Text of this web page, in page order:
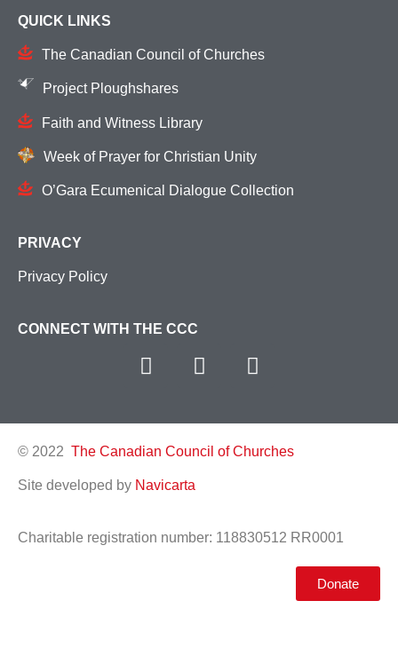
QUICK LINKS
The Canadian Council of Churches
Project Ploughshares
Faith and Witness Library
Week of Prayer for Christian Unity
O’Gara Ecumenical Dialogue Collection
PRIVACY
Privacy Policy
CONNECT WITH THE CCC
© 2022 The Canadian Council of Churches
Site developed by Navicarta
Charitable registration number: 118830512 RR0001
Donate